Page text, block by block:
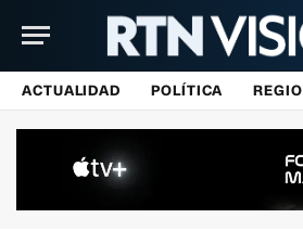
ACTUALIDAD POLÍTICA